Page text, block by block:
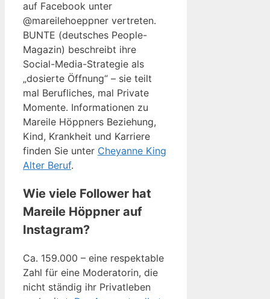
auf Facebook unter
@mareilehoeppner vertreten.
BUNTE (deutsches People-
Magazin) beschreibt ihre
Social-Media-Strategie als
„dosierte Öffnung“ – sie teilt
mal Berufliches, mal Private
Momente. Informationen zu
Mareile Höppners Beziehung,
Kind, Krankheit und Karriere
finden Sie unter Cheyanne King
Alter Beruf.
Wie viele Follower hat
Mareile Höppner auf
Instagram?
Ca. 159.000 – eine respektable
Zahl für eine Moderatorin, die
nicht ständig ihr Privatleben